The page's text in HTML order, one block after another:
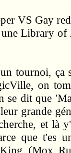
VS Gay
Library
tournoi, ça
on
se dit que
grande
et là
que t'es
(Mox